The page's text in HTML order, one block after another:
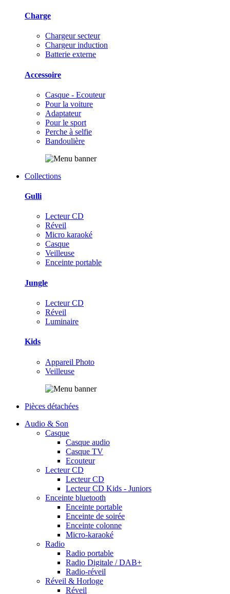
Charge
Chargeur secteur
Chargeur induction
Batterie externe
Accessoire
Casque - Ecouteur
Pour la voiture
Adaptateur
Pour le sport
Perche à selfie
Bandoulière
Collections
Gulli
Lecteur CD
Réveil
Micro karaoké
Casque
Veilleuse
Enceinte portable
Jungle
Lecteur CD
Réveil
Luminaire
Kids
Appareil Photo
Veilleuse
Pièces détachées
Audio & Son
Casque
Casque audio
Casque TV
Ecouteur
Lecteur CD
Lecteur CD
Lecteur CD Kids - Juniors
Enceinte bluetooth
Enceinte portable
Enceinte de soirée
Enceinte colonne
Micro-karaoké
Radio
Radio portable
Radio Digitale / DAB+
Radio-réveil
Réveil & Horloge
Réveil